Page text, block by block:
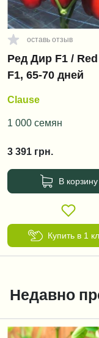
оставь отзыв
Ред Дир F1 /
F1, 65-70 дней
Clause
1 000 семян
3 391 грн.
В корзину
Купить в 1
Недавно